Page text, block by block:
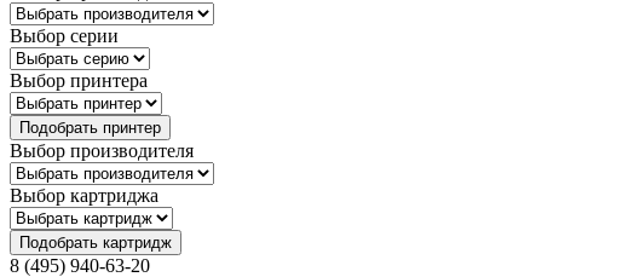
Выбор серии
Выбор принтера
Подобрать принтер
Выбор производителя
Выбор картриджа
Подобрать картридж
8 (495) 940-63-20